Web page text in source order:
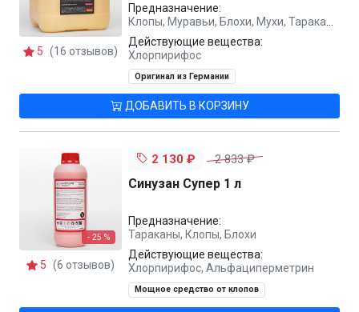
5 (16 отзывов)
Предназначение:
Клопы, Муравьи, Блохи, Мухи, Тараканы
Действующие вещества:
Хлорпирифос
Оригинал из Германии
ДОБАВИТЬ В КОРЗИНУ
- 25 %
5 (6 отзывов)
2 130 ₽ 2 833 ₽
Синузан Супер 1 л
Предназначение:
Тараканы, Клопы, Блохи
Действующие вещества:
Хлорпирифос, Альфациперметрин
Мощное средство от клопов